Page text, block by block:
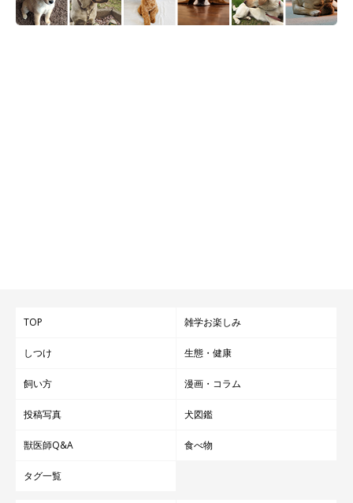
TOP 雑学お楽しみ
しつけ 生態・健康
飼い方 漫画・コラム
投稿写真 犬図鑑
獣医師Q&A 食べ物
タグ一覧